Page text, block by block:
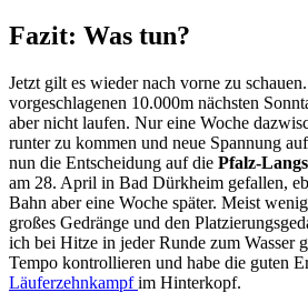
Fazit: Was tun?
Jetzt gilt es wieder nach vorne zu
vorgeschlagenen 10.000m nächsten
aber nicht laufen. Nur eine Woche
runter zu kommen und neue Spannung
nun die Entscheidung auf die Pfalz-
am 28. April in Bad Dürkheim gefallen,
Bahn aber eine Woche später. Meist
großes Gedränge und den
ich bei Hitze in jeder Runde zum Wasser
Tempo kontrollieren und habe die guten
Läuferzehnkampfim Hinterkopf.